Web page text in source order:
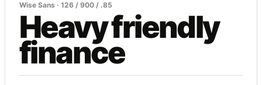
Wise Sans · 126 / 900 / .85
Heavy friendly
finance